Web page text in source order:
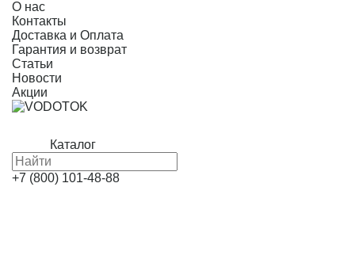
О нас
Контакты
Доставка и Оплата
Гарантия и возврат
Статьи
Новости
Акции
Каталог
+7 (800) 101-48-88